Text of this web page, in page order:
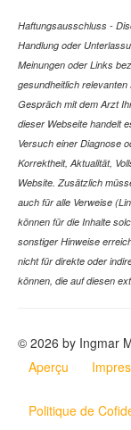
Haftungsausschluss -
Handlung oder
Meinungen oder Links
gesundheitlich
Gespräch mit dem Arzt
dieser Webseite handelt
Versuch einer Diagnose
Korrektheit, Aktualität,
Website. Zusätzlich
auch für alle Verweise
können für die Inhalte
sonstiger Hinweise
nicht für direkte oder
können, die auf diesen
© 2026 by Ingmar
Aperçu
Politique de